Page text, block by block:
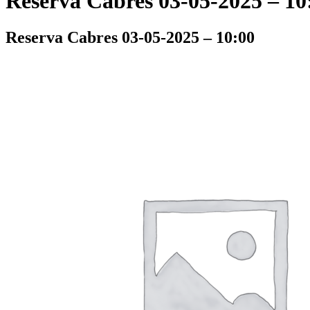
Reserva Cabres 03-05-2025 – 10:00